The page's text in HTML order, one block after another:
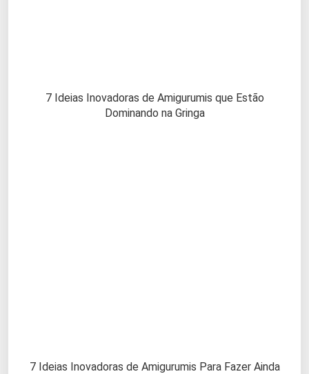
7 Ideias Inovadoras de Amigurumis que Estão
Dominando na Gringa
7 Ideias Inovadoras de Amigurumis Para Fazer Ainda